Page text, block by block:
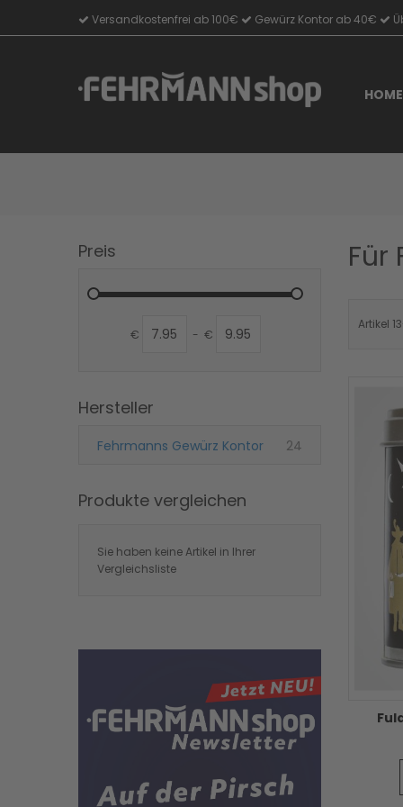
Versandkostenfrei ab 100€ Gewürz Kontor ab 40€
Direkt
HOME
Für
Artikel 13
Preis
€ - €
Hersteller
Fehrmanns Gewürz Kontor 24
Produkte vergleichen
Sie haben keine Artikel in Ihrer
Vergleichsliste